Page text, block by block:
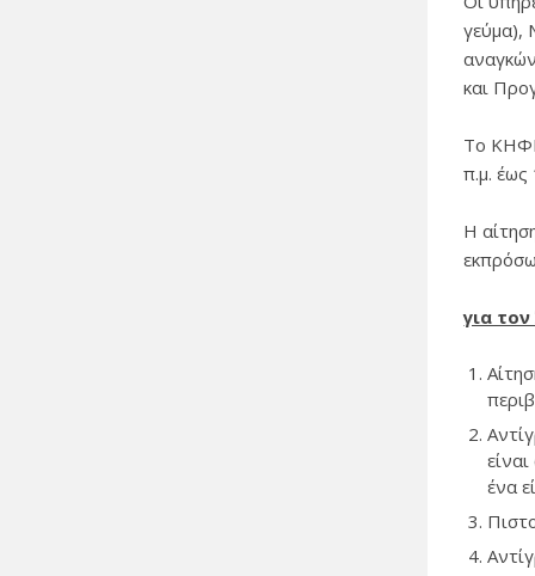
γεύμα),
και
Το
π.μ. έως
Η
για
ένα